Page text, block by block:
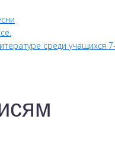
среди учащихся